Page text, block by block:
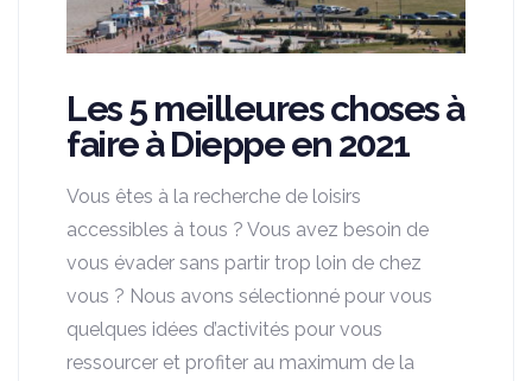
Les 5 meilleures choses à
faire à Dieppe en 2021
Vous êtes à la recherche de loisirs
accessibles à tous ? Vous avez besoin de
vous évader sans partir trop loin de chez
vous ? Nous avons sélectionné pour vous
quelques idées d’activités pour vous
ressourcer et profiter au maximum de la